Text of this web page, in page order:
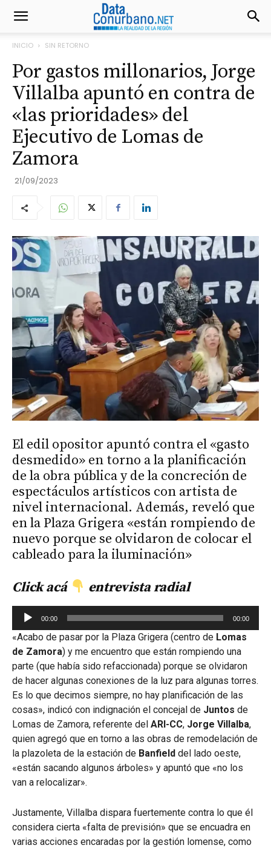
INICIO SIN RETORNO
Por gastos millonarios, Jorge
Villalba apuntó en contra de
«las prioridades» del
Ejecutivo de Lomas de
Zamora
21/09/2023
El edil opositor apuntó contra el «gasto
desmedido» en torno a la planificación
de la obra pública y de la concreción de
espectáculos artísticos con artista de
nivel internacional. Además, reveló que
en la Plaza Grigera «están rompiendo de
nuevo porque se olvidaron de colocar el
cableado para la iluminación»
Clickacá entrevista radial
Reproductor
audio
00:00 00:00
«Acabo de pasar por la Plaza Grigera (centro de Lomas
de Zamora) y me encuentro que están rompiendo una
parte (que había sido refaccionada) porque se olvidaron
de hacer algunas conexiones de la luz para algunas torres.
Es lo que decimos siempre, no hay planificación de las
cosas», indicó con indignación el concejal de Juntos de
Lomas de Zamora, referente del ARI-CC, Jorge Villalba,
quien agregó que en torno a las obras de remodelación de
la plazoleta de la estación de Banfield del lado oeste,
«están sacando algunos árboles» y apuntó que «no los
van a relocalizar».
Justamente, Villalba dispara fuertemente contra lo que él
considera cierta «falta de previsión» que se encuadra en
varias acciones encaradas por la gestión lomense, como